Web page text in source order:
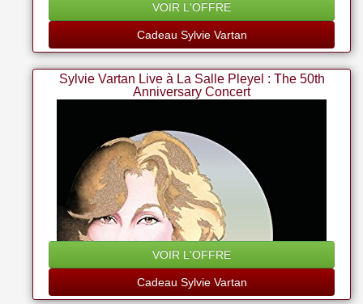
VOIR L'OFFRE
Cadeau Sylvie Vartan
Sylvie Vartan Live à La Salle Pleyel : The 50th
Anniversary Concert
VOIR L'OFFRE
Cadeau Sylvie Vartan